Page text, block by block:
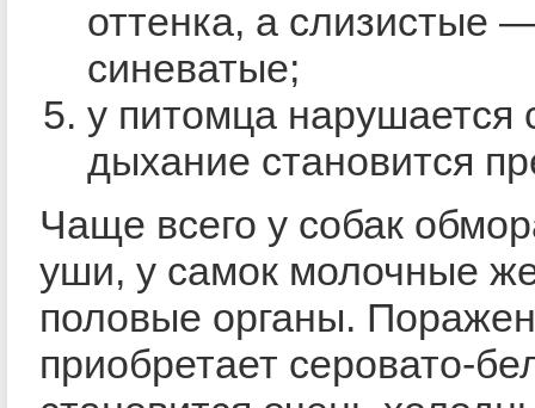
оттенка, а слизистые
синеватые;
у питомца нарушается
дыхание становится
Чаще всего у собак
уши, у самок молочные
половые органы.
приобретает серовато-